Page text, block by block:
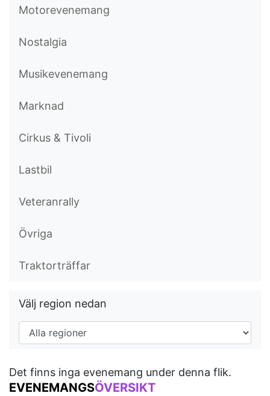
Motorevenemang
Nostalgia
Musikevenemang
Marknad
Cirkus & Tivoli
Lastbil
Veteranrally
Övriga
Traktorträffar
Välj region nedan
Det finns inga evenemang under denna flik.
EVENEMANGSÖVERSIKT